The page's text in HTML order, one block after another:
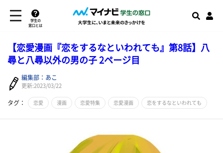
学生の
窓口とは
【恋愛漫画『恋をするなといわれても』第8話】八
尋と八尋以外の男の子 2ページ目
編集部：あこ
更新:2023/03/22
タグ： 恋愛 漫画 恋愛特集 恋愛漫画 恋をするなといわれても